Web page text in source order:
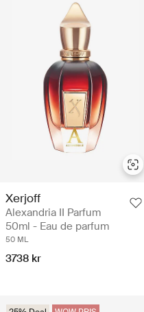
Xerjoff
Alexandria II Parfum
50ml - Eau de parfum
50 ML
3738 kr